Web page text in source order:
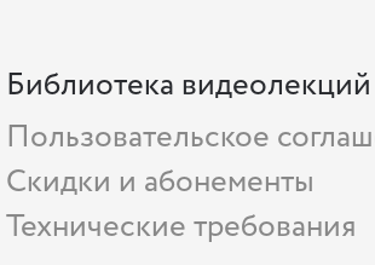
Библиотека видеолекций
Пользовательское
Скидки и абонементы
Технические требования